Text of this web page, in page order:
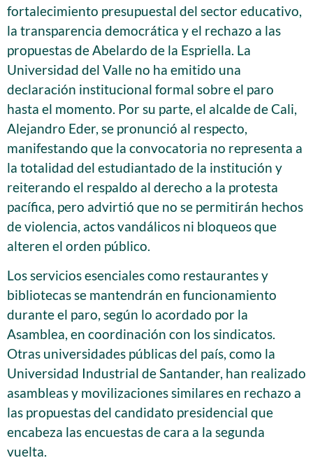
fortalecimiento presupuestal del sector educativo,
la transparencia democrática y el rechazo a las
propuestas de Abelardo de la Espriella. La
Universidad del Valle no ha emitido una
declaración institucional formal sobre el paro
hasta el momento. Por su parte, el alcalde de Cali,
Alejandro Eder, se pronunció al respecto,
manifestando que la convocatoria no representa a
la totalidad del estudiantado de la institución y
reiterando el respaldo al derecho a la protesta
pacífica, pero advirtió que no se permitirán hechos
de violencia, actos vandálicos ni bloqueos que
alteren el orden público.
Los servicios esenciales como restaurantes y
bibliotecas se mantendrán en funcionamiento
durante el paro, según lo acordado por la
Asamblea, en coordinación con los sindicatos.
Otras universidades públicas del país, como la
Universidad Industrial de Santander, han realizado
asambleas y movilizaciones similares en rechazo a
las propuestas del candidato presidencial que
encabeza las encuestas de cara a la segunda
vuelta.